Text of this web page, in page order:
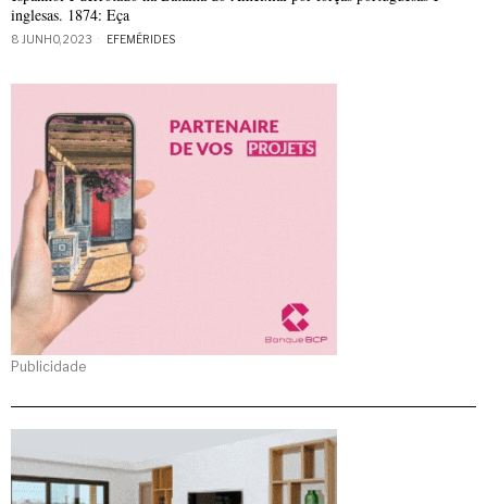
inglesas. 1874: Eça
8 JUNHO, 2023 EFEMÉRIDES
Publicidade